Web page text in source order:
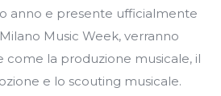
anno e presente ufficialmente
Music Week, verranno
la produzione musicale, il
e lo scouting musicale.